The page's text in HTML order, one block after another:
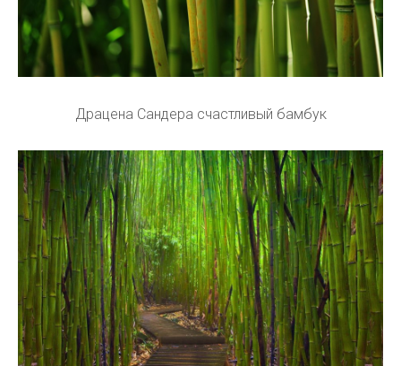
Драцена Сандера счастливый бамбук